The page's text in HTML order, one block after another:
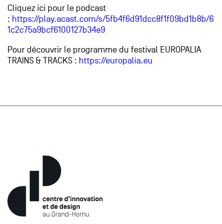
Cliquez ici pour le podcast
: https://play.acast.com/s/5fb4f6d91dcc8f1f09bd1b8b/6
1c2c75a9bcf6100127b34e9
Pour découvrir le programme du festival EUROPALIA
TRAINS & TRACKS : https://europalia.eu